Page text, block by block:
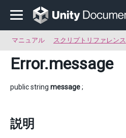
マニュアル スクリプトリファレンス
Error.message
public string message;
説明